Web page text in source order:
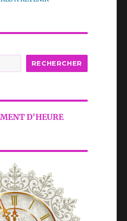
RECHERCHER
D'HEURE